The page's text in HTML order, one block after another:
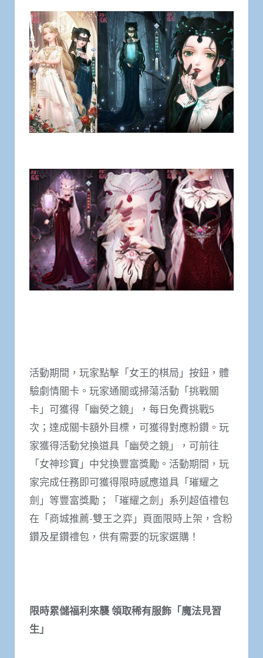
活動期間，玩家點擊「女王的棋局」按鈕，體
驗劇情關卡。玩家通關或掃蕩活動「挑戰關
卡」可獲得「幽熒之鏡」，每日免費挑戰5
次；達成關卡額外目標，可獲得對應粉鑽。玩
家獲得活動兌換道具「幽熒之鏡」，可前往
「女神珍寶」中兌換豐富獎勵。活動期間，玩
家完成任務即可獲得限時感應道具「璀耀之
劍」等豐富獎勵；「璀耀之劍」系列超值禮包
在「商城推薦-雙王之弈」頁面限時上架，含粉
鑽及星鑽禮包，供有需要的玩家選購！
限時累儲福利來襲 領取稀有服飾「魔法見習
生」